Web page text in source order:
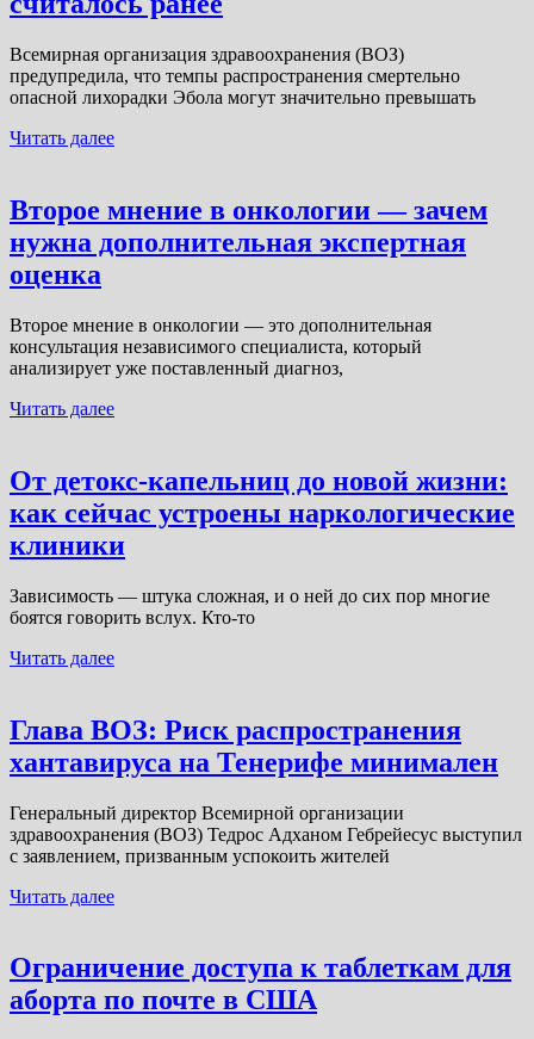
Всемирная организация здравоохранения (ВОЗ)
предупредила, что темпы распространения смертельно
опасной лихорадки Эбола могут значительно превышать
Читать далее
Второе мнение в онкологии — зачем
нужна дополнительная экспертная
оценка
Второе мнение в онкологии — это дополнительная
консультация независимого специалиста, который
анализирует уже поставленный диагноз,
Читать далее
От детокс-капельниц до новой жизни:
как сейчас устроены наркологические
клиники
Зависимость — штука сложная, и о ней до сих пор многие
боятся говорить вслух. Кто-то
Читать далее
Глава ВОЗ: Риск распространения
хантавируса на Тенерифе минимален
Генеральный директор Всемирной организации
здравоохранения (ВОЗ) Тедрос Адханом Гебрейесус выступил
с заявлением, призванным успокоить жителей
Читать далее
Ограничение доступа к таблеткам для
аборта по почте в США